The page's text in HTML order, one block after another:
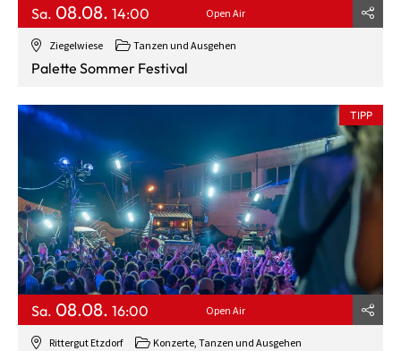
Ziegelwiese Tanzen und Ausgehen
Sa. 08.08. 14:00 Open Air
Palette Sommer Festival
Rittergut Etzdorf Konzerte, Tanzen und Ausgehen
TIPP
Sa. 08.08. 16:00 Open Air